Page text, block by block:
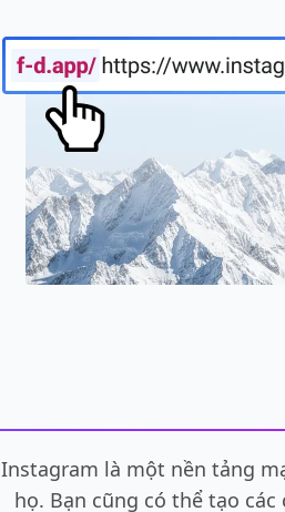
Instagram là một nền tảng
họ. Bạn cũng có thể tạo